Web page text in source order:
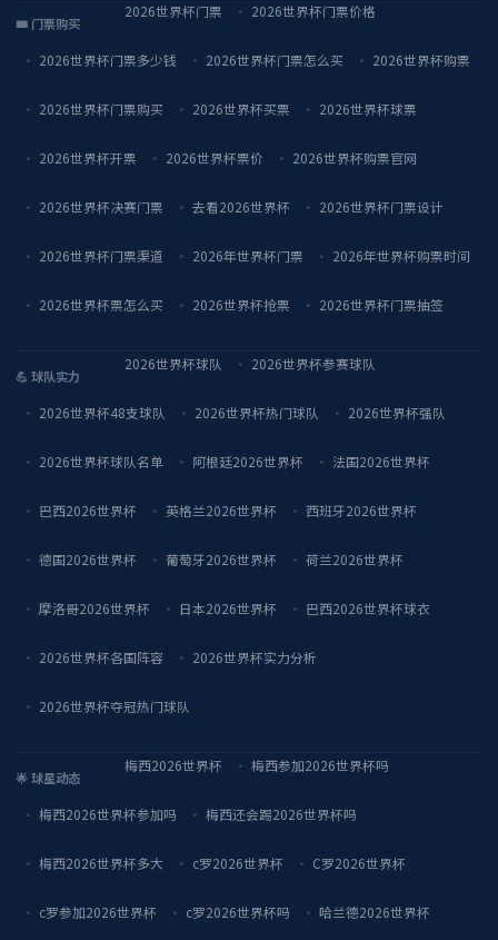
🎟️ 门票购买
2026世界杯门票 2026世界杯门票价格
2026世界杯门票多少钱 2026世界杯门票怎么买 2026世界杯购票
2026世界杯门票购买 2026世界杯买票 2026世界杯球票
2026世界杯开票 2026世界杯票价 2026世界杯购票官网
2026世界杯决赛门票 去看2026世界杯 2026世界杯门票设计
2026世界杯门票渠道 2026年世界杯门票 2026年世界杯购票时间
2026世界杯票怎么买 2026世界杯抢票 2026世界杯门票抽签
💪 球队实力
2026世界杯球队 2026世界杯参赛球队
2026世界杯48支球队 2026世界杯热门球队 2026世界杯强队
2026世界杯球队名单 阿根廷2026世界杯 法国2026世界杯
巴西2026世界杯 英格兰2026世界杯 西班牙2026世界杯
德国2026世界杯 葡萄牙2026世界杯 荷兰2026世界杯
摩洛哥2026世界杯 日本2026世界杯 巴西2026世界杯球衣
2026世界杯各国阵容 2026世界杯实力分析
2026世界杯夺冠热门球队
🌟 球星动态
梅西2026世界杯 梅西参加2026世界杯吗
梅西2026世界杯参加吗 梅西还会踢2026世界杯吗
梅西2026世界杯多大 c罗2026世界杯 C罗2026世界杯
c罗参加2026世界杯 c罗2026世界杯吗 哈兰德2026世界杯